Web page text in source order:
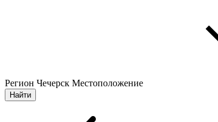
Регион Чечерск Местоположение